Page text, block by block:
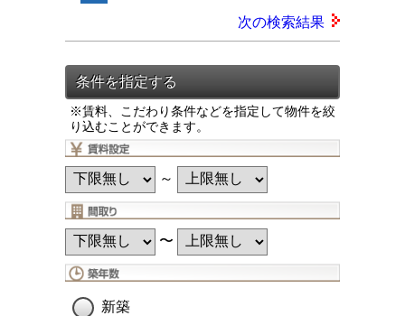
次の検索結果
※賃料、こだわり条件などを指定して物件を絞
り込むことができます。
～
〜
新築